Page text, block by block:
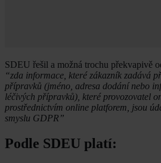
SDEU řešil a možná trochu překvapivě
“zda informace, které zákazník zadává
přípravků (jméno, adresa dodání nebo
léčivých přípravků), které provozovatel
prostřednictvím online platforem, jsou
smyslu GDPR”
Podle SDEU platí: